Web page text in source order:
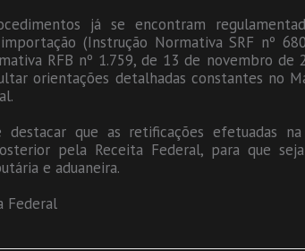
já se encontram
(Instrução Normativa SRF nº
RFB nº 1.759, de 13 de novembro de
orientações detalhadas constantes no
destacar que as retificações efetuadas
pela Receita Federal, para que
e aduaneira.
Federal